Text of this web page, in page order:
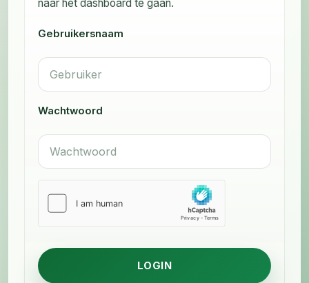
naar het dashboard te gaan.
Gebruikersnaam
Wachtwoord